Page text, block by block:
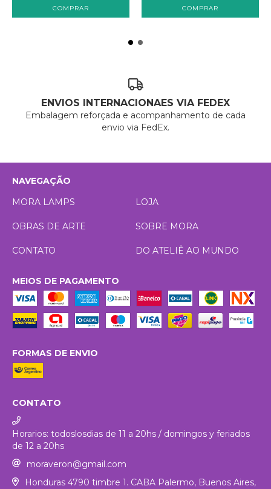
ENVIOS INTERNACIONAES VIA FEDEX
Embalagem reforçada e acompanhamento de cada
envio via FedEx.
NAVEGAÇÃO
MORA LAMPS
LOJA
OBRAS DE ARTE SOBRE MORA
CONTATO DO ATELIÊ AO MUNDO
MEIOS DE PAGAMENTO
FORMAS DE ENVIO
CONTATO
Horarios: todoslosdias de 11 a 20hs / domingos y feriados
de 12 a 20hs
moraveron@gmail.com
Honduras 4790 timbre 1. CABA Palermo, Buenos Aires,